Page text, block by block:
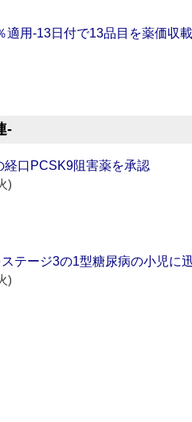
適用‐13日付で13品目を薬価収載
‐
経口PCSK9阻害薬を承認
)
テージ3の1型糖尿病の小児に
)